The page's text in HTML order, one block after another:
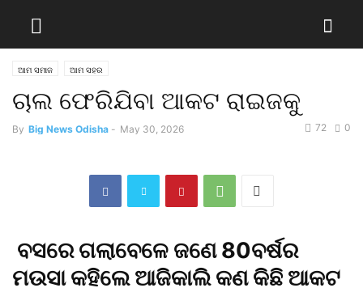
ଆମ ସମାଜ ଆମ ସହର
ଚାଲ ଫେରିଯିବା ଆକଟ ରାଇଜକୁ
By Big News Odisha - May 30, 2026 0
72
ବସରେ ଗଲାବେଳେ ଜଣେ 80ବର୍ଷର
ମଉସା କହିଲେ ଆଜିକାଲି କଣ କିଛି ଆକଟ